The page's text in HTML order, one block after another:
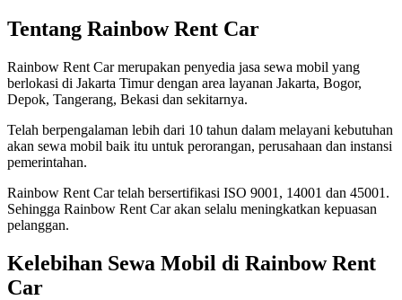
Tentang Rainbow Rent Car
Rainbow Rent Car merupakan penyedia jasa sewa mobil yang
berlokasi di Jakarta Timur dengan area layanan Jakarta, Bogor,
Depok, Tangerang, Bekasi dan sekitarnya.
Telah berpengalaman lebih dari 10 tahun dalam melayani kebutuhan
akan sewa mobil baik itu untuk perorangan, perusahaan dan instansi
pemerintahan.
Rainbow Rent Car telah bersertifikasi ISO 9001, 14001 dan 45001.
Sehingga Rainbow Rent Car akan selalu meningkatkan kepuasan
pelanggan.
Kelebihan Sewa Mobil di Rainbow Rent
Car